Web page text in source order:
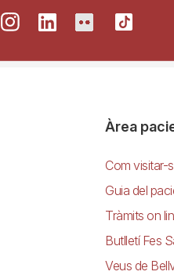
Àrea
Com visitar-
Guia del
Tràmits on
Butlletí Fes
Veus de